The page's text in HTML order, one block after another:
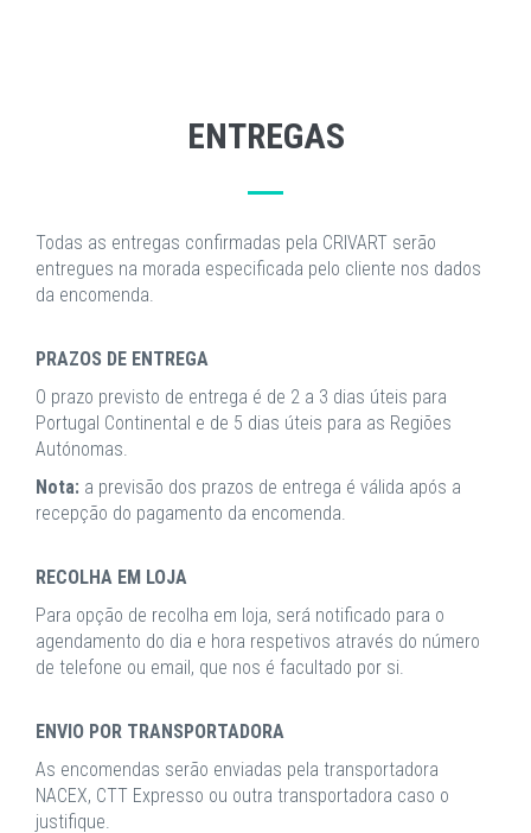
ENTREGAS
Todas as entregas confirmadas pela CRIVART serão
entregues na morada especificada pelo cliente nos dados
da encomenda.
PRAZOS DE ENTREGA
O prazo previsto de entrega é de 2 a 3 dias úteis para
Portugal Continental e de 5 dias úteis para as Regiões
Autónomas.
Nota: a previsão dos prazos de entrega é válida após a
recepção do pagamento da encomenda.
RECOLHA EM LOJA
Para opção de recolha em loja, será notificado para o
agendamento do dia e hora respetivos através do número
de telefone ou email, que nos é facultado por si.
ENVIO POR TRANSPORTADORA
As encomendas serão enviadas pela transportadora
NACEX, CTT Expresso ou outra transportadora caso o
justifique.